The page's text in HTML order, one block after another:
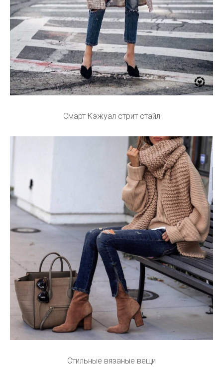
Смарт Кэжуал стрит стайл
Стильные вязаные вещи